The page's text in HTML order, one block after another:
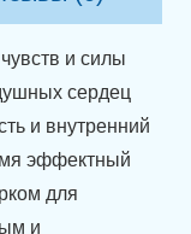
и силы
сердец
и внутренний
эффектный
для
и